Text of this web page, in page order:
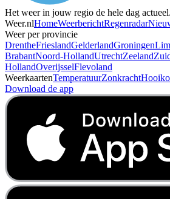
Het weer in jouw regio de hele dag actueel.
Weer.nlHomeWeerberichtRegenradar
Weer per provincie
DrentheFrieslandGelderlandGroningen
BrabantNoord-HollandUtrechtZeeland
HollandOverijsselFlevoland
WeerkaartenTemperatuurZonkracht
Download de app